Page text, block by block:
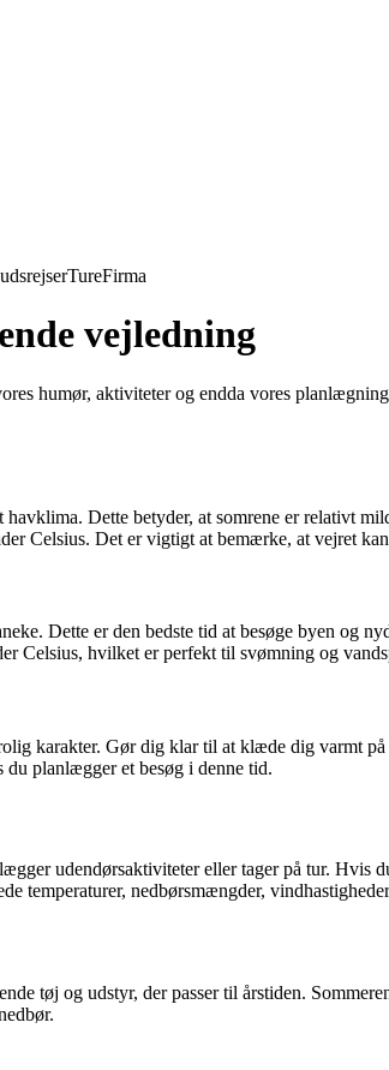
TureFirma
vejledning
humør, aktiviteter og endda vores
Dette betyder, at somrene er relativt
Celsius. Det er vigtigt at bemærke, at vejret
Dette er den bedste tid at besøge byen og
Celsius, hvilket er perfekt til svømning og
karakter. Gør dig klar til at klæde dig varmt
planlægger et besøg i denne tid.
udendørsaktiviteter eller tager på tur.
temperaturer, nedbørsmængder,
tøj og udstyr, der passer til årstiden.